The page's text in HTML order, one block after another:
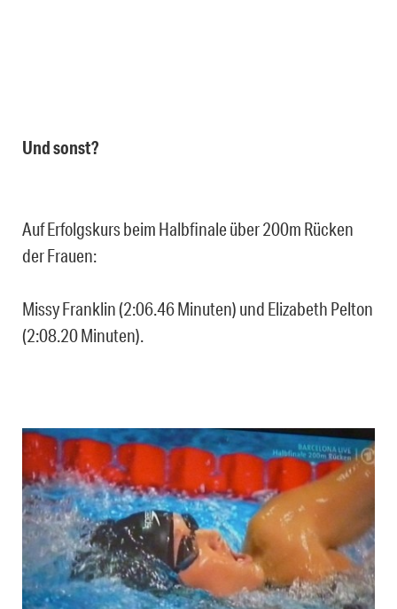
Und sonst?
Auf Erfolgskurs beim Halbfinale über 200m Rücken
der Frauen:
Missy Franklin (2:06.46 Minuten) und Elizabeth Pelton
(2:08.20 Minuten).